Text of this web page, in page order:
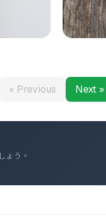
« Previous Next »
ょう。